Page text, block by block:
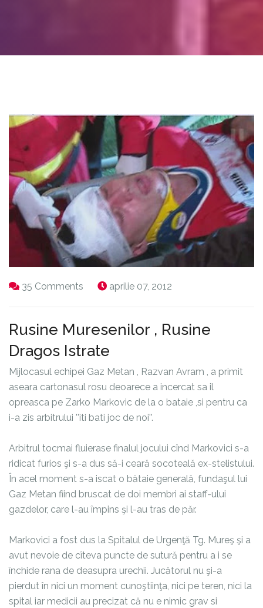
35 Comments aprilie 07, 2012
Rusine Muresenilor , Rusine
Dragos Istrate
Mijlocasul echipei Gaz Metan , Razvan Avram , a primit
aseara cartonasul rosu deoarece a incercat sa il
opreasca pe Zarko Markovic de la o bataie ,si pentru ca
i-a zis arbitrului ''iti bati joc de noi''.
Arbitrul tocmai fluierase finalul jocului cînd Markovici s-a
ridicat furios şi s-a dus să-i ceară socoteală ex-stelistului.
În acel moment s-a iscat o bătaie generală, fundaşul lui
Gaz Metan fiind bruscat de doi membri ai staff-ului
gazdelor, care l-au împins şi l-au tras de păr.
Markovici a fost dus la Spitalul de Urgenţă Tg. Mureş şi a
avut nevoie de cîteva puncte de sutură pentru a i se
închide rana de deasupra urechii. Jucătorul nu şi-a
pierdut în nici un moment cunoştiinţa, nici pe teren, nici la
spital iar medicii au precizat că nu e nimic grav si